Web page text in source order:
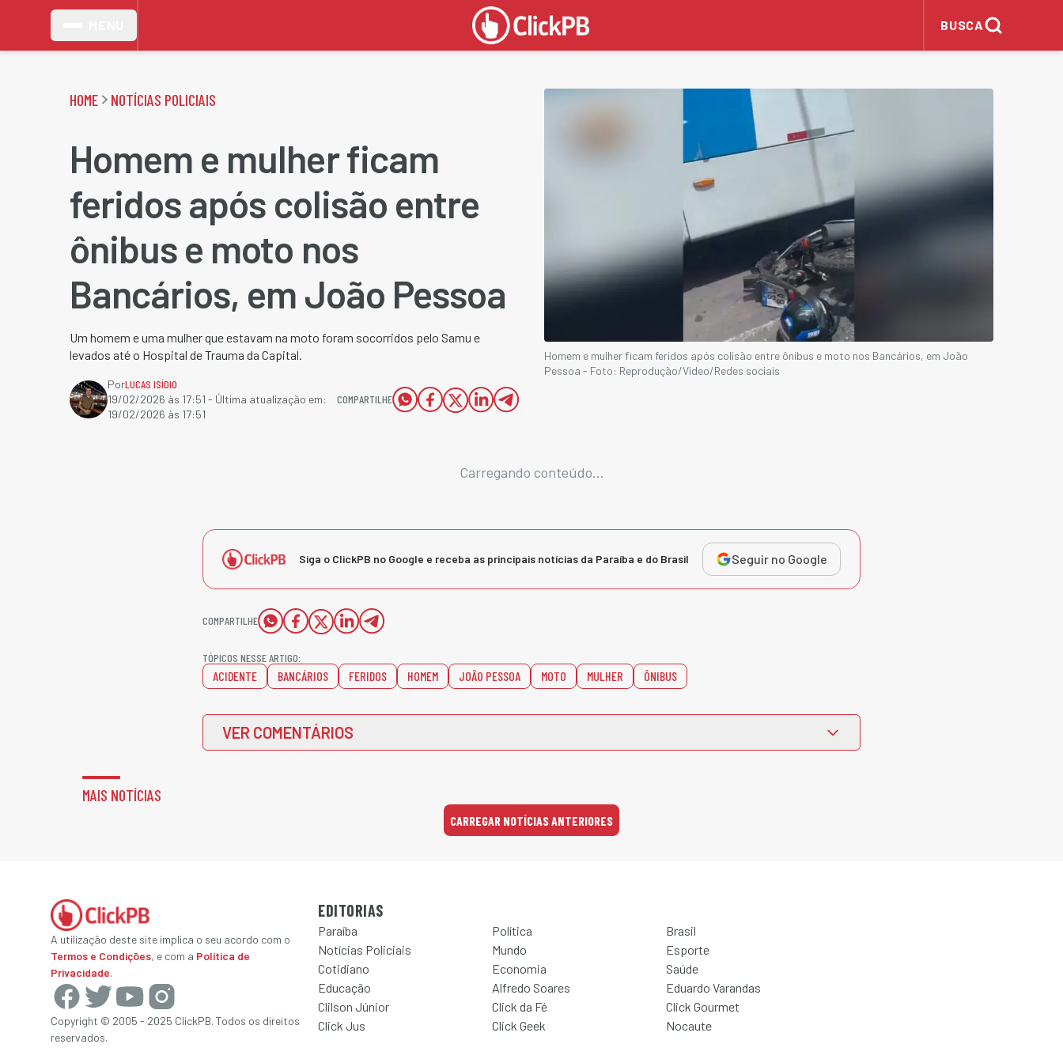
BUSCA
HOME NOTÍCIAS POLICIAIS
Homem e mulher ficam
feridos após colisão entre
ônibus e moto nos
Bancários, em João Pessoa
Um homem e uma mulher que estavam na moto foram socorridos pelo Samu e
levados até o Hospital de Trauma da Capital.
PorLUCAS ISÍDIO
19/02/2026 às 17:51 - Última atualização em:
19/02/2026 às 17:51
COMPARTILHE
Homem e mulher ficam feridos após colisão entre ônibus e moto nos Bancários, em João
Pessoa - Foto: Reprodução/Vídeo/Redes sociais
Carregando conteúdo...
Siga o ClickPB no Google e receba as principais notícias da Paraíba e do Brasil Seguir no Google
COMPARTILHE
TÓPICOS NESSE ARTIGO:
ACIDENTE BANCÁRIOS FERIDOS HOMEM JOÃO PESSOA MOTO MULHER ÔNIBUS
VER COMENTÁRIOS
MAIS NOTÍCIAS
CARREGAR NOTÍCIAS ANTERIORES
A utilização deste site implica o seu acordo com o
Termos e Condições, e com a Política de
Privacidade.
Copyright © 2005 - 2025 ClickPB. Todos os direitos
reservados.
EDITORIAS
Paraíba Política
Brasil
Notícias Policiais
Mundo
Esporte
Cotidiano
Economia
Saúde
Educação
Alfredo Soares
Eduardo Varandas
Clilson Júnior
Click da Fé
Click Gourmet
Click Jus
Click Geek Nocaute